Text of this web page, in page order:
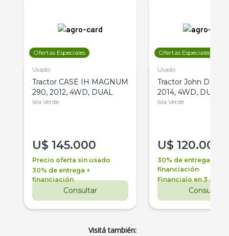
Ofertas Especiales
Usado
Tractor CASE IH MAGNUM
290, 2012, 4WD, DUAL
Isla Verde
U$ 145.000
Precio oferta sin usado
30% de entrega +
financiación
Consultar
Ofertas Especiales
Usado
Tractor John Deere
2014, 4WD, DUAL
Isla Verde
U$ 120.000
30% de entrega +
financiación
Financialo en 3 años
Consultar
Visitá también: